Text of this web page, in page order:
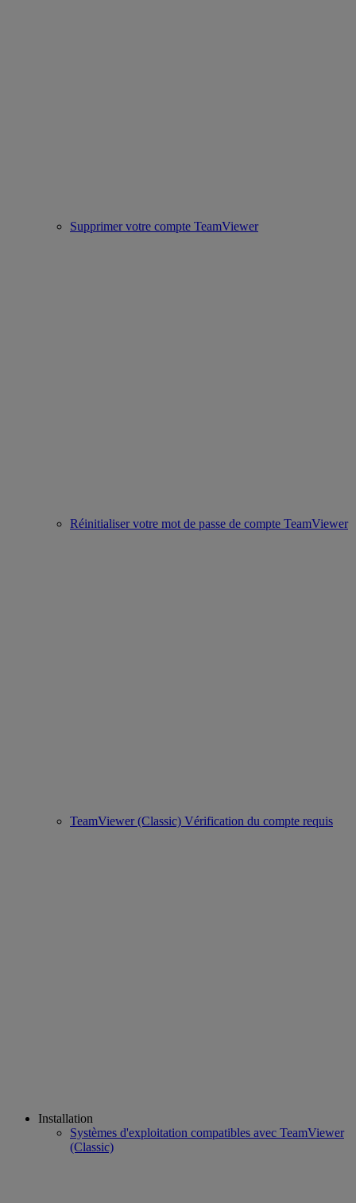
Supprimer votre compte TeamViewer
Réinitialiser votre mot de passe de compte TeamViewer
TeamViewer (Classic) Vérification du compte requis
Installation
Systèmes d'exploitation compatibles avec TeamViewer
(Classic)